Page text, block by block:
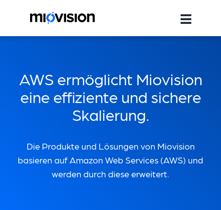
AWS ermöglicht Miovision
eine effiziente und sichere
Skalierung.
Die Produkte und Lösungen von Miovision
basieren auf Amazon Web Services (AWS) und
werden durch diese erweitert.